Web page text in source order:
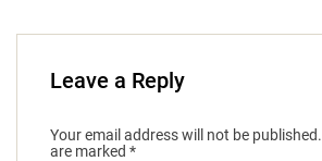
Leave a Reply
Your email address will not be published.
are marked *